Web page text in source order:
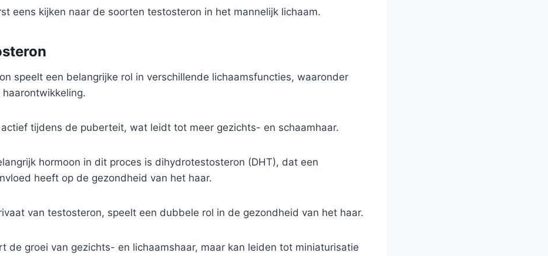
eens kijken naar de soorten testosteron in het mannelijk lichaam.
speelt een belangrijke rol in verschillende lichaamsfuncties, waaronder
haarontwikkeling.
tijdens de puberteit, wat leidt tot meer gezichts- en schaamhaar.
hormoon in dit proces is dihydrotestosteron (DHT), dat een
heeft op de gezondheid van het haar.
van testosteron, speelt een dubbele rol in de gezondheid van het haar.
de groei van gezichts- en lichaamshaar, maar kan leiden tot miniaturisatie